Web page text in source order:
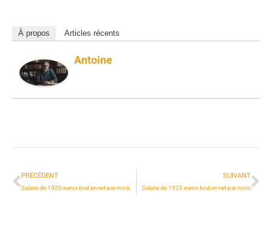
À propos Articles récents
Antoine
PRÉCÉDENT
Salaire de 1920 euros brut en net par mois
SUIVANT
Salaire de 1923 euros brut en net par mois